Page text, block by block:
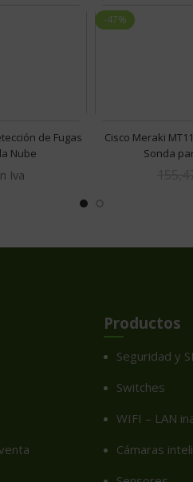
de Fugas
Nube
-47%
Cisco Meraki
Sonda
Productos
Seguridad y
Switches
WIFI – LAN
Cámaras